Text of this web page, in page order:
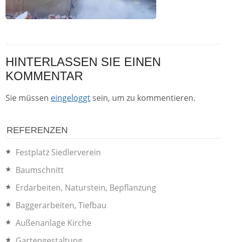
HINTERLASSEN SIE EINEN
KOMMENTAR
Sie müssen eingeloggt sein, um zu kommentieren.
REFERENZEN
Festplatz Siedlerverein
Baumschnitt
Erdarbeiten, Naturstein, Bepflanzung
Baggerarbeiten, Tiefbau
Außenanlage Kirche